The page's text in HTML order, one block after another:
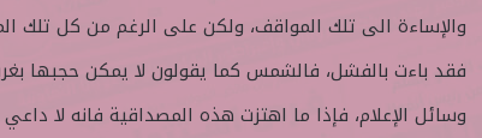
والإساءة الى تلك المواقف، ولكن على الرغم من كل تلك
فقد باءت بالفشل، فالشمس كما يقولون لا يمكن حجبها
وسائل الإعلام، فإذا ما اهتزت هذه المصداقية فانه لا